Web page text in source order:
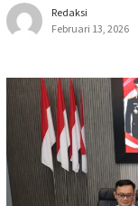
Redaksi
Februari 13, 2026